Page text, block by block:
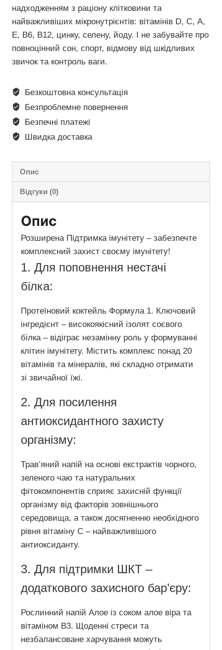
надходженням з раціону клітковини та
найважливіших мікронутрієнтів: вітамінів D, С, А,
Е, B6, B12, цинку, селену, йоду. І не забувайте про
повноцінний сон, спорт, відмову від шкідливих
звичок та контроль ваги.
Безкоштовна консультація
Безпроблемне повернення
Безпечні платежі
Швидка доставка
Опис
Відгуки (0)
Опис
Розширена Підтримка імунітету – забезпечте
комплексний захист своєму імунітету!
1. Для поповнення нестачі
білка:
Протеїновий коктейль Формула 1. Ключовий
інгредієнт – високоякісний ізолят соєвого
білка – відіграє незамінну роль у формуванні
клітин імунітету. Містить комплекс понад 20
вітамінів та мінералів, які складно отримати
зі звичайної їжі.
2. Для посилення
антиоксидантного захисту
організму:
Трав’яний напій на основі екстрактів чорного,
зеленого чаю та натуральних
фітокомпонентів сприяє захисній функції
організму від факторів зовнішнього
середовища, а також досягненню необхідного
рівня вітаміну С – найважливішого
антиоксиданту.
3. Для підтримки ШКТ –
додаткового захисного бар’єру:
Рослинний напій Алое із соком алое віра та
вітаміном В3. Щоденні стреси та
незбалансоване харчування можуть